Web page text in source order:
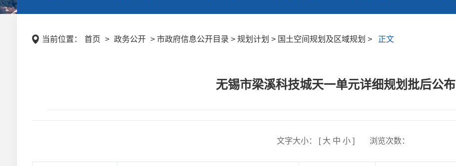
当前位置： 首页 > 政务公开 > 市政府信息公开目录 > 规划计划 > 国土空间规划及区域规划 > 正文
无锡市梁溪科技城天一单元详细规划批后公布
文字大小： [ 大 中 小] 浏览次数：